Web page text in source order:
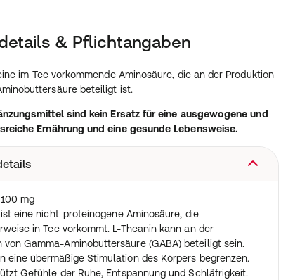
& Pflichtangaben
im Tee vorkommende Aminosäure, die an der Produktion
beteiligt ist.
sind kein Ersatz für eine ausgewogene und
Ernährung und eine gesunde Lebensweise.
mg
ist eine nicht-proteinogene Aminosäure, die
in Tee vorkommt. L-Theanin kann an der
von Gamma-Aminobuttersäure (GABA) beteiligt sein.
eine übermäßige Stimulation des Körpers begrenzen.
Gefühle der Ruhe, Entspannung und Schläfrigkeit.